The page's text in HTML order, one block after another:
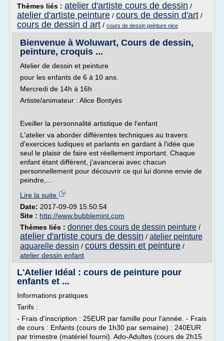
Thèmes liés : atelier d'artiste cours de dessin /
atelier d'artiste peinture / cours de dessin d'art /
cours de dessin d art / cours de dessin peinture nice
Bienvenue à Woluwart, Cours de dessin,
peinture, croquis ...
Atelier de dessin et peinture
pour les enfants de 6 à 10 ans.
Mercredi de 14h à 16h
Artiste/animateur : Alice Bontyès
Eveiller la personnalité artistique de l'enfant
L'atelier va aborder différentes techniques au travers
d'exercices ludiques et parlants en gardant à l'idée que
seul le plaisir de faire est réellement important. Chaque
enfant étant différent, j'avancerai avec chacun
personnellement pour découvrir ce qui lui donne envie de
peindre,...
Lire la suite
Date: 2017-09-09 15:50:54
Site : http://www.bubblemint.com
Thèmes liés : donner des cours de dessin peinture /
atelier d'artiste cours de dessin / atelier peinture
aquarelle dessin / cours dessin et peinture /
atelier dessin enfant
L'Atelier Idéal : cours de peinture pour
enfants et ...
Informations pratiques
Tarifs :
- Frais d'inscription : 25EUR par famille pour l'année. - Frais
de cours : Enfants (cours de 1h30 par semaine) : 240EUR
par trimestre (matériel fourni). Ado-Adultes (cours de 2h15